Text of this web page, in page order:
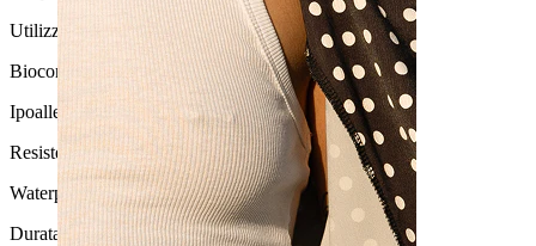
Utilizzo moderato
Biocompatibilità
Ipoallergenico
Resistenza all'acqua
Waterproof
Durata